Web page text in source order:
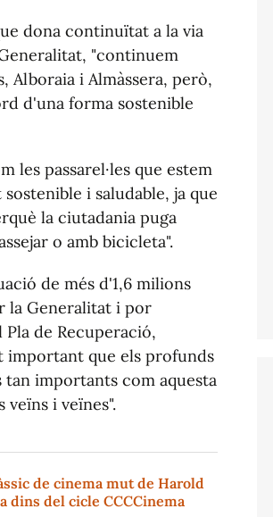
dona continuïtat a la via
"continuem
i Almàssera, però,
d'una forma sostenible
les passarel·les que estem
i saludable, ja que
la ciutadania puga
o amb bicicleta".
de més d'1,6 milions
la Generalitat i por
de Recuperació,
important que els profunds
importants com aquesta
veïns i veïnes".
de cinema mut de Harold
dins del cicle CCCCinema